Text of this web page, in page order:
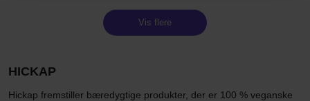
Vis flere
HICKAP
Hickap fremstiller bæredygtige produkter, der er 100 % veganske